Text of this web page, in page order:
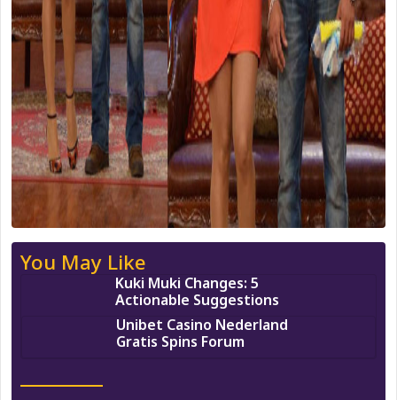
You May Like
Kuki Muki Changes: 5
Actionable Suggestions
Unibet Casino Nederland
Gratis Spins Forum